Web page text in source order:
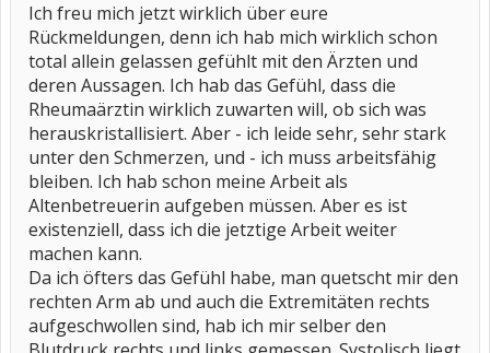
Ich freu mich jetzt wirklich über eure
Rückmeldungen, denn ich hab mich wirklich schon
total allein gelassen gefühlt mit den Ärzten und
deren Aussagen. Ich hab das Gefühl, dass die
Rheumaärztin wirklich zuwarten will, ob sich was
herauskristallisiert. Aber - ich leide sehr, sehr stark
unter den Schmerzen, und - ich muss arbeitsfähig
bleiben. Ich hab schon meine Arbeit als
Altenbetreuerin aufgeben müssen. Aber es ist
existenziell, dass ich die jetztige Arbeit weiter
machen kann.
Da ich öfters das Gefühl habe, man quetscht mir den
rechten Arm ab und auch die Extremitäten rechts
aufgeschwollen sind, hab ich mir selber den